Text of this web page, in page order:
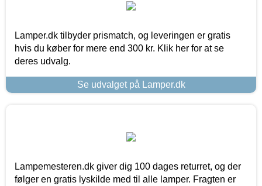
Lamper.dk tilbyder prismatch, og leveringen er gratis
hvis du køber for mere end 300 kr. Klik her for at se
deres udvalg.
Se udvalget på Lamper.dk
Lampemesteren.dk giver dig 100 dages returret, og der
følger en gratis lyskilde med til alle lamper. Fragten er